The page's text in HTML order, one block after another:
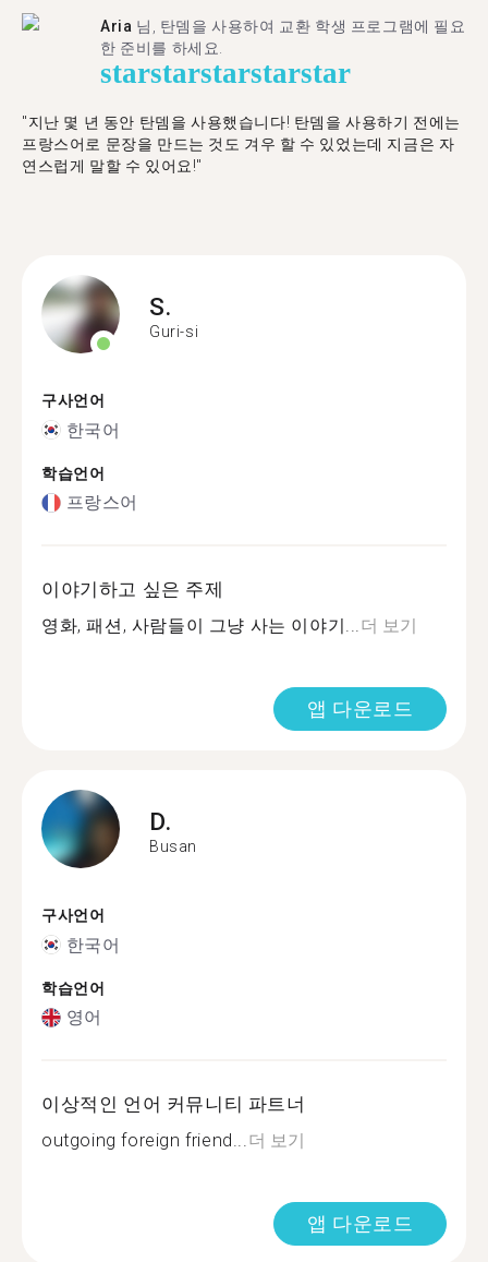
Aria 님, 탄뎀을 사용하여 교환 학생 프로그램에 필요
한 준비를 하세요.
starstarstarstarstar
"​​지난 몇 년 동안 탄뎀을 사용했습니다! 탄뎀을 사용하기 전에는
프랑스어로 문장을 만드는 것도 겨우 할 수 있었는데 지금은 자
연스럽게 말할 수 있어요!"
S.
Guri-si
구사언어
한국어
학습언어
프랑스어
이야기하고 싶은 주제
영화, 패션, 사람들이 그냥 사는 이야기...더 보기
앱 다운로드
D.
Busan
구사언어
한국어
학습언어
영어
이상적인 언어 커뮤니티 파트너
outgoing foreign friend...더 보기
앱 다운로드